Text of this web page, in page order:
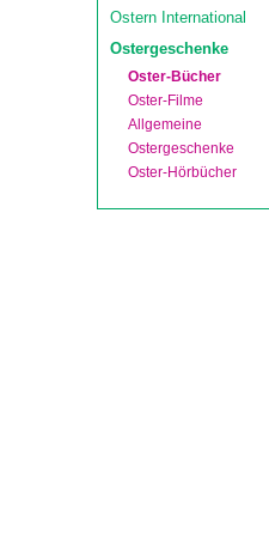
Ostern International
Ostergeschenke
Oster-Bücher
Oster-Filme
Allgemeine
Ostergeschenke
Oster-Hörbücher